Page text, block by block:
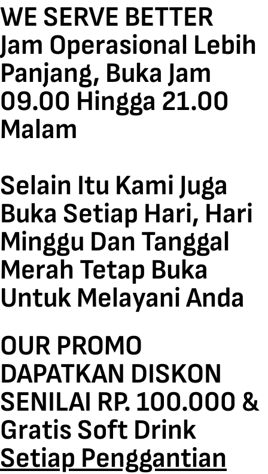
WE SERVE BETTER
Jam Operasional Lebih
Panjang, Buka Jam
09.00 Hingga 21.00
Malam
Selain Itu Kami Juga
Buka Setiap Hari, Hari
Minggu Dan Tanggal
Merah Tetap Buka
Untuk Melayani Anda
OUR PROMO
DAPATKAN DISKON
SENILAI RP. 100.000 &
Gratis Soft Drink
Setiap Penggantian